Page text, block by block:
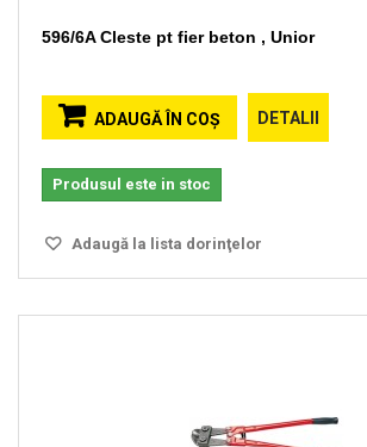
596/6A Cleste pt fier beton , Unior
ADAUGĂ ÎN COŞ DETALII
Produsul este in stoc
Adaugă la lista dorinţelor